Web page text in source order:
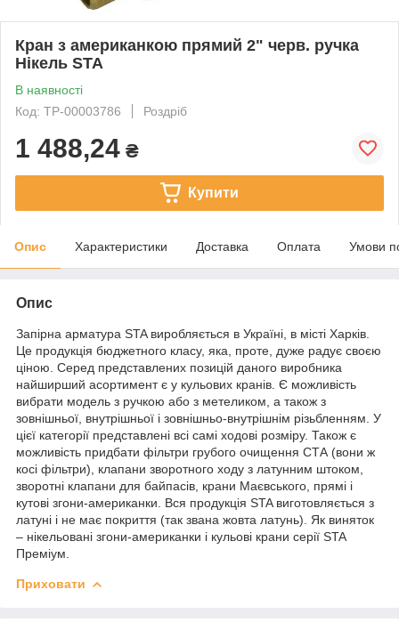
Кран з американкою прямий 2" черв. ручка
Нікель STA
В наявності
Код: ТР-00003786
Роздріб
1 488,24 ₴
Купити
Опис Характеристики Доставка Оплата Умови
Опис
Запірна арматура STA виробляється в Україні, в місті Харків.
Це продукція бюджетного класу, яка, проте, дуже радує своєю
ціною. Серед представлених позицій даного виробника
найширший асортимент є у кульових кранів. Є можливість
вибрати модель з ручкою або з метеликом, а також з
зовнішньої, внутрішньої і зовнішньо-внутрішнім різьбленням. У
цієї категорії представлені всі самі ходові розміру. Також є
можливість придбати фільтри грубого очищення СТА (вони ж
косі фільтри), клапани зворотного ходу з латунним штоком,
зворотні клапани для байпасів, крани Маєвського, прямі і
кутові згони-американки. Вся продукція STA виготовляється з
латуні і не має покриття (так звана жовта латунь). Як виняток
– нікельовані згони-американки і кульові крани серії STA
Преміум.
Приховати